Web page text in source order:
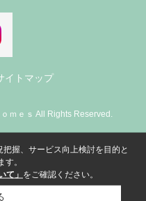
イトマップ
ｍｅｓ All Rights Reserved.
握、サービス向上検討を目的と
。
て」 をご確認ください。